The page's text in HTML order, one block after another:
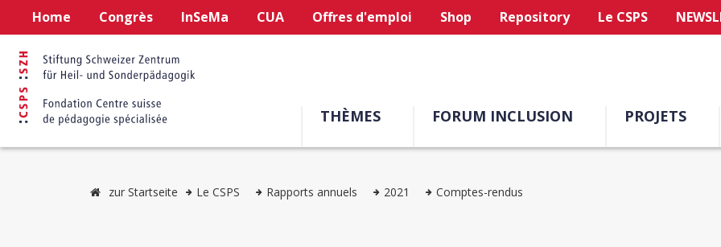
Home Congrès InSeMa CUA Offres d'emploi Shop Repository Le CSPS
THÈMES FORUM INCLUSION PROJETS
zur Startseite Le CSPS Rapports annuels 2021 Comptes-rendus